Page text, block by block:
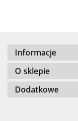
Informacje
O sklepie
Dodatkowe